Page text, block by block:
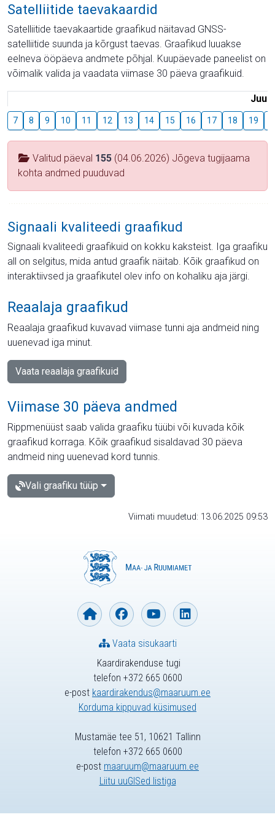
Satelliitide taevakaardid
Satelliitide taevakaartide graafikud näitavad GNSS-
satelliitide suunda ja kõrgust taevas. Graafikud luuakse
eelneva ööpäeva andmete põhjal. Kuupäevade paneelist on
võimalik valida ja vaadata viimase 30 päeva graafikuid.
Juuli
7 8 9 10 11 12 13 14 15 16 17 18 19
Valitud päeval 155 (04.06.2026) Jõgeva tugijaama
kohta andmed puuduvad
Signaali kvaliteedi graafikud
Signaali kvaliteedi graafikuid on kokku kaksteist. Iga graafiku
all on selgitus, mida antud graafik näitab. Kõik graafikud on
interaktiivsed ja graafikutel olev info on kohaliku aja järgi.
Reaalaja graafikud
Reaalaja graafikud kuvavad viimase tunni aja andmeid ning
uuenevad iga minut.
Vaata reaalaja graafikuid
Viimase 30 päeva andmed
Rippmenüüst saab valida graafiku tüübi või kuvada kõik
graafikud korraga. Kõik graafikud sisaldavad 30 päeva
andmeid ning uuenevad kord tunnis.
Vali graafiku tüüp
Viimati muudetud: 13.06.2025 09:53
Kaardirakenduse tugi
telefon +372 665 0600
e-post kaardirakendus@maaruum.ee
Korduma kippuvad küsimused
Vaata sisukaarti
Mustamäe tee 51, 10621 Tallinn
telefon +372 665 0600
e-post maaruum@maaruum.ee
Liitu uuGISed listiga